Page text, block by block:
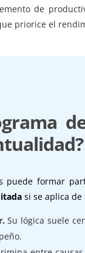
de
priorice el
puede formar
si se aplica
Su lógica suele